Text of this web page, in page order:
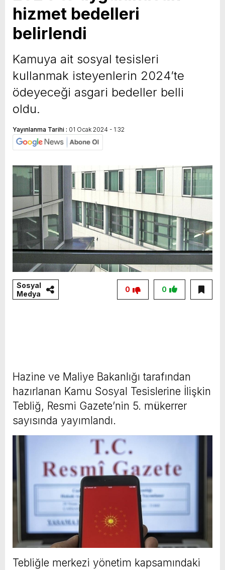
yeni özellikler belli oldu
hizmet bedelleri
belirlendi
Kamuya ait sosyal tesisleri
kullanmak isteyenlerin 2024’te
ödeyeceği asgari bedeller belli
oldu.
Yayınlanma Tarihi : 01 Ocak 2024 - 1:32
Sosyal
Medya
0
0
Hazine ve Maliye Bakanlığı tarafından
hazırlanan Kamu Sosyal Tesislerine İlişkin
Tebliğ, Resmi Gazete’nin 5. mükerrer
sayısında yayımlandı.
Tebliğle merkezi yönetim kapsamındaki